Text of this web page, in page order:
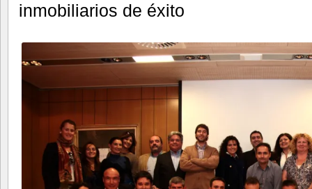
inmobiliarios de éxito